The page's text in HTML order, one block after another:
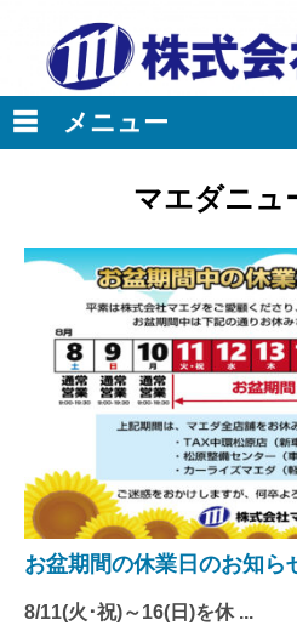
マエダニュ
お盆期間の休業日のお知ら
8/11(火･祝)～16(日)を休 ...